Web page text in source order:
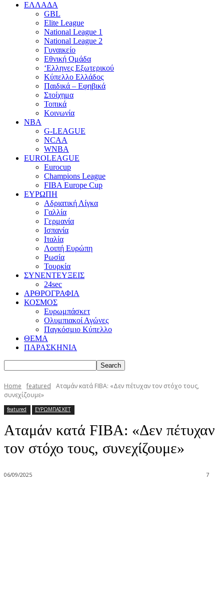
EΛΛΑΔΑ
GBL
Elite League
National League 1
National League 2
Γυναικείο
Εθνική Ομάδα
‘Ελληνες Εξωτερικού
Κύπελλο Ελλάδος
Παιδικά – Εφηβικά
Στοίχημα
Τοπικά
Κοινωνία
NBA
G-LEAGUE
NCAA
WNBA
ΕUROLEAGUE
Eurocup
Champions League
FIBA Europe Cup
ΕΥΡΩΠΗ
Αδριατική Λίγκα
Γαλλία
Γερμανία
Ισπανία
Ιταλία
Λοιπή Ευρώπη
Ρωσία
Τουρκία
ΣΥΝΕΝΤΕΥΞΕΙΣ
24sec
ΑΡΘΡΟΓΡΑΦΙΑ
ΚΟΣΜΟΣ
Ευρωμπάσκετ
Ολυμπιακοί Αγώνες
Παγκόσμιο Κύπελλο
ΘΕΜΑ
ΠΑΡΑΣΚΗΝΙΑ
Home featured
Αταμάν κατά FIBA: «Δεν πέτυχαν τον στόχο τους,
συνεχίζουμε»
featured ΕΥΡΩΜΠΑΣΚΕΤ
Αταμάν κατά FIBA: «Δεν πέτυχαν
τον στόχο τους, συνεχίζουμε»
06/09/2025 7